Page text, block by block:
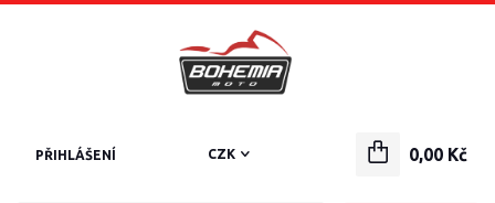
CZK
PŘIHLÁŠENÍ 0,00 Kč